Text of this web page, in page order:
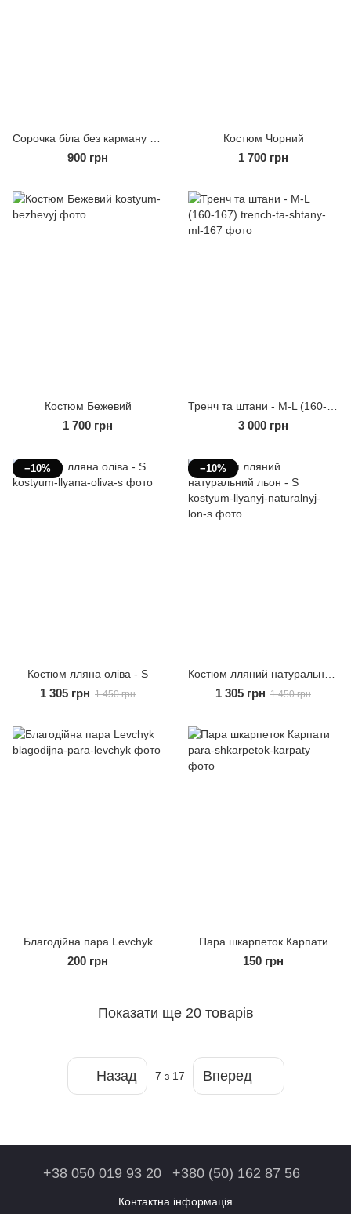
900 грн
Костюм Чорний
1 700 грн
Костюм Бежевий
1 700 грн 3 000 грн
−10%
Костюм лляна оліва - S
1 305 грн 1 450 грн
−10%
1 305 грн 1 450 грн
Благодійна пара Levchyk
200 грн
Пара шкарпеток Карпати
150 грн
Показати ще 20 товарів
Назад 7 з 17 Вперед
+38 050 019 93 20 +380 (50) 162 87 56
Контактна інформація